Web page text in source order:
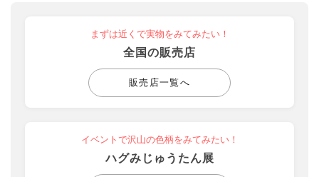
まずは近くで実物をみてみたい！
全国の販売店
販売店一覧へ
イベントで沢山の色柄をみてみたい！
ハグみじゅうたん展